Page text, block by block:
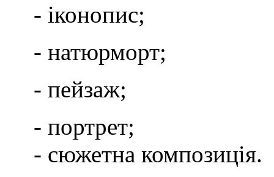
- іконопис;
- натюрморт;
- пейзаж;
- портрет;
- сюжетна композиція.